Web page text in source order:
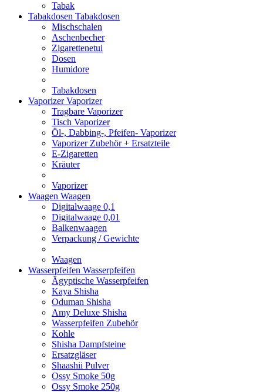
Tabak
Tabakdosen Tabakdosen
Mischschalen
Aschenbecher
Zigarettenetui
Dosen
Humidore
Tabakdosen
VaporizerVaporizer
Tragbare Vaporizer
Tisch Vaporizer
Öl-, Dabbing-, Pfeifen- Vaporizer
Vaporizer Zubehör + Ersatzteile
E-Zigaretten
Kräuter
Vaporizer
Waagen Waagen
Digitalwaage 0,1
Digitalwaage 0,01
Balkenwaagen
Verpackung / Gewichte
Waagen
Wasserpfeifen Wasserpfeifen
Ägyptische Wasserpfeifen
Kaya Shisha
Oduman Shisha
Amy Deluxe Shisha
Wasserpfeifen Zubehör
Kohle
Shisha Dampfsteine
Ersatzgläser
Shaashii Pulver
Ossy Smoke 50g
Ossy Smoke 250g